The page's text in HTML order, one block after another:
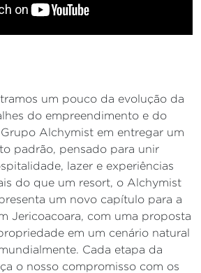
um pouco da evolução da
do empreendimento e do
Alchymist em entregar um
padrão, pensado para unir
lazer e experiências
do que um resort, o Alchymist
um novo capítulo para a
Jericoacoara, com uma proposta
em um cenário natural
Cada etapa da
o nosso compromisso com os